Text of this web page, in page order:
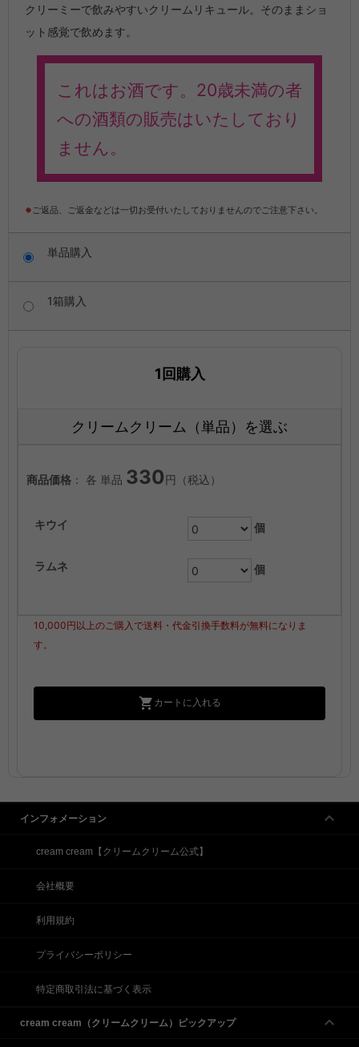
クリーミーで飲みやすいクリームリキュール。そのままショ
ット感覚で飲めます。
これはお酒です。20歳未満の者
への酒類の販売はいたしており
ません。
※ご返品、ご返金などは一切お受付いたしておりませんのでご注意下さい。
単品購入
1箱購入
1回購入
クリームクリーム（単品）を選ぶ
商品価格 ： 各 単品 330円（税込）
キウイ 個
ラムネ 個
10,000円以上のご購入で送料・代金引換手数料が無料になりま
す。
カートに入れる
インフォメーション
cream cream【クリームクリーム公式】
会社概要
利用規約
プライバシーポリシー
特定商取引法に基づく表示
cream cream（クリームクリーム）ピックアップ